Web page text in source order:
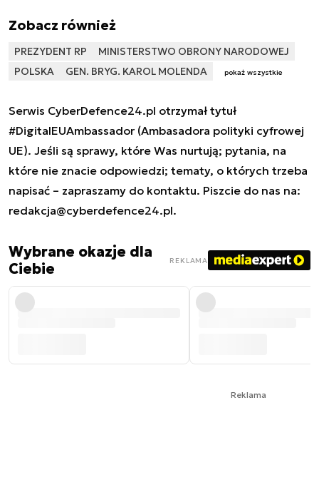
Zobacz również
PREZYDENT RP
MINISTERSTWO OBRONY NARODOWEJ
POLSKA
GEN. BRYG. KAROL MOLENDA pokaż wszystkie
Serwis CyberDefence24.pl otrzymał tytuł
#DigitalEUAmbassador (Ambasadora polityki cyfrowej
UE). Jeśli są sprawy, które Was nurtują; pytania, na
które nie znacie odpowiedzi; tematy, o których trzeba
napisać – zapraszamy do kontaktu. Piszcie do nas na:
redakcja@cyberdefence24.pl.
Wybrane okazje dla
Ciebie
REKLAMA
Reklama